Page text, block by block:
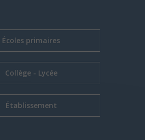
Écoles primaires
Collège - Lycée
Établissement